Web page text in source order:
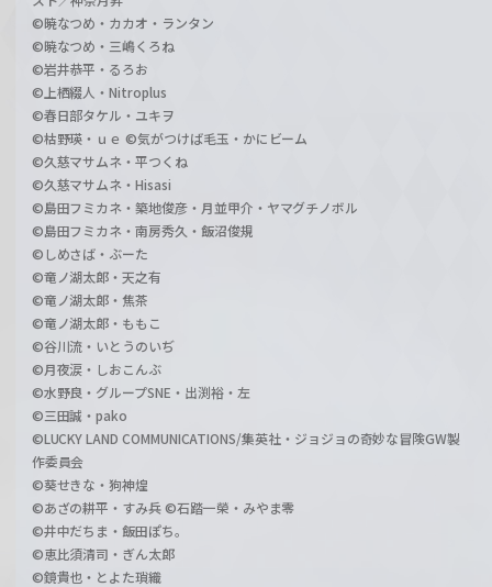
©暁なつめ・カカオ・ランタン
©暁なつめ・三嶋くろね
©岩井恭平・るろお
©上栖綴人・Nitroplus
©春日部タケル・ユキヲ
©枯野瑛・ｕｅ ©気がつけば毛玉・かにビーム
©久慈マサムネ・平つくね
©久慈マサムネ・Hisasi
©島田フミカネ・築地俊彦・月並甲介・ヤマグチノボル
©島田フミカネ・南房秀久・飯沼俊規
©しめさば・ぶーた
©竜ノ湖太郎・天之有
©竜ノ湖太郎・焦茶
©竜ノ湖太郎・ももこ
©谷川流・いとうのいぢ
©月夜涙・しおこんぶ
©水野良・グループSNE・出渕裕・左
©三田誠・pako
©LUCKY LAND COMMUNICATIONS/集英社・ジョジョの奇妙な冒険GW製
作委員会
©葵せきな・狗神煌
©あざの耕平・すみ兵 ©石踏一榮・みやま零
©井中だちま・飯田ぽち。
©恵比須清司・ぎん太郎
©鏡貴也・とよた瑣織